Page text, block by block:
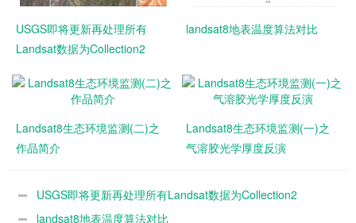
USGS即将更新再处理所有
Landsat数据为Collection2
landsat8地表温度算法对比
Landsat8生态环境监测(二)之
作品简介
Landsat8生态环境监测(一)之
气溶胶光学厚度反演
USGS即将更新再处理所有Landsat数据为Collection2
landsat8地表温度算法对比